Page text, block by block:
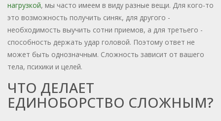
нагрузкой, мы часто имеем в виду разные вещи. Для кого-то
это возможность получить синяк, для другого -
необходимость выучить сотни приемов, а для третьего -
способность держать удар головой. Поэтому ответ не
может быть однозначным. Сложность зависит от вашего
тела, психики и целей.
ЧТО ДЕЛАЕТ
ЕДИНОБОРСТВО СЛОЖНЫМ?